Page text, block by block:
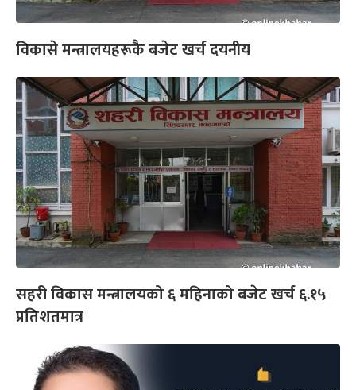
विकासे मन्त्रालयहरूकै बजेट खर्च दयनीय
सहरी विकास मन्त्रालयको ६ महिनाको बजेट खर्च ६.१५
प्रतिशतमात्र